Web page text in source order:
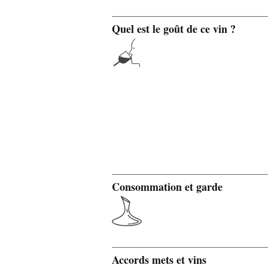
Quel est le goût de ce vin ?
Consommation et garde
Accords mets et vins